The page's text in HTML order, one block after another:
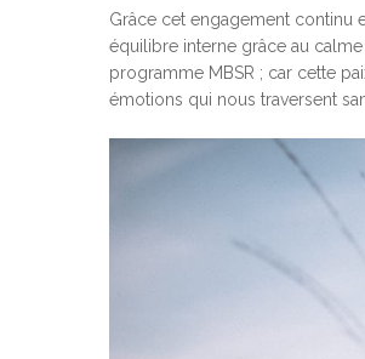
Grâce cet engagement continu
équilibre interne grâce au
programme MBSR ; car cette
émotions qui nous traversent